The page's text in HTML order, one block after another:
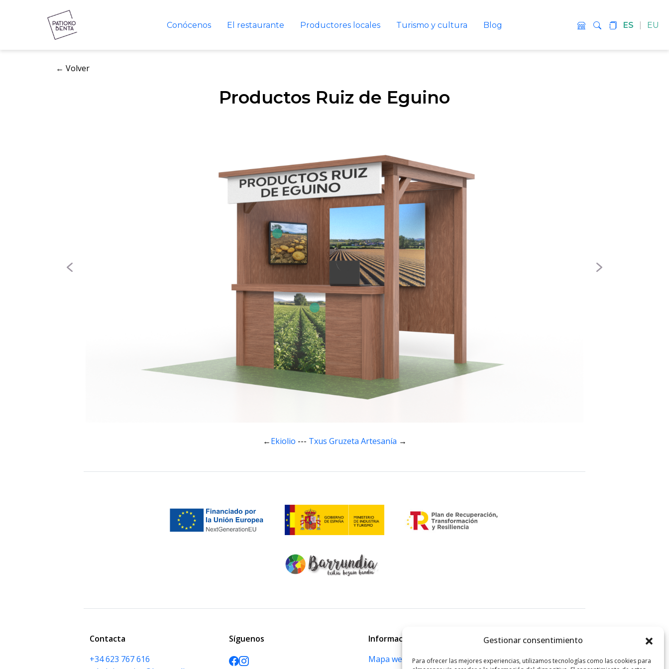
Gestionar consentimiento
Para ofrecer las mejores experiencias, utilizamos tecnologías como las cookies para
Conócenos El restaurante Productores locales Turismo y cultura Blog ES EU
← Volver
Productos Ruiz de Eguino
←Ekiolio --- Txus Gruzeta Artesanía →
Anterior Siguiente
Contacta
+34 623 767 616
Síguenos
Información
Mapa web
Legal
Política de